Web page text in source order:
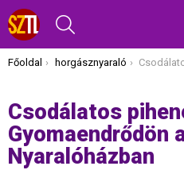
Itt vagy most:
Főoldal horgásznyaraló Csodálatos pihenés és horgászat
Csodálatos
Gyomaendrődön
Nyaralóházban